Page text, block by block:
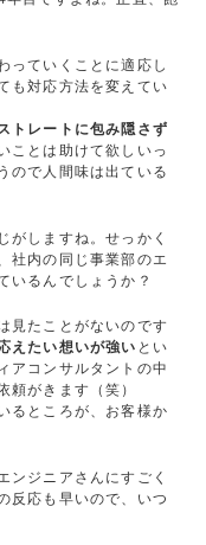
っていくことに適応し
も対応方法を変えてい
トレートに包み隠さず
ことは助けて欲しいっ
ので人間味は出ている
がしますね。せっかく
社内の同じ事業部のエ
いるんでしょうか？
見たことがないのです
えたい想いが強い とい
アコンサルタントの中
頼がきます（笑）
るところが、お客様か
ンジニアさんにすごく
反応も早いので、いつ